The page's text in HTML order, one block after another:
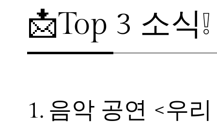
📩Top 3 소식❕
1. 음악 공연 <우